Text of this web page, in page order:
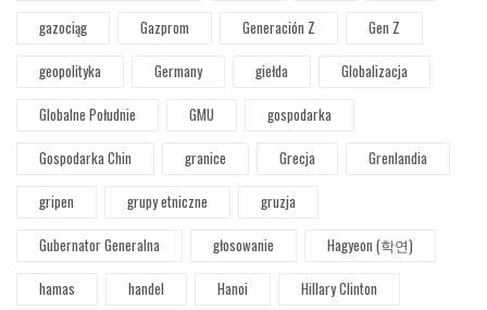
gazociąg
Gazprom Generación Z
Gen Z
geopolityka
Germany giełda
Globalizacja
Globalne Południe
GMU
gospodarka
Gospodarka Chin
granice Grecja
Grenlandia
gripen
grupy etniczne
gruzja
Gubernator Generalna
głosowanie
Hagyeon (학연)
hamas
handel Hanoi
Hillary Clinton